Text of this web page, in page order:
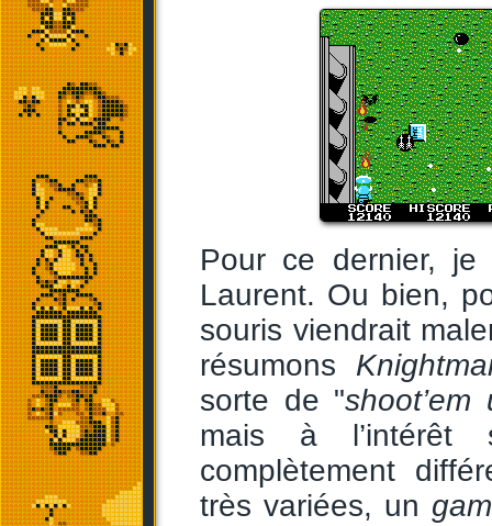
Pour ce dernier,
Laurent. Ou bien,
souris viendrait
résumons
sorte de "shoot’em
mais à l’intérêt
complètement
très variées, un